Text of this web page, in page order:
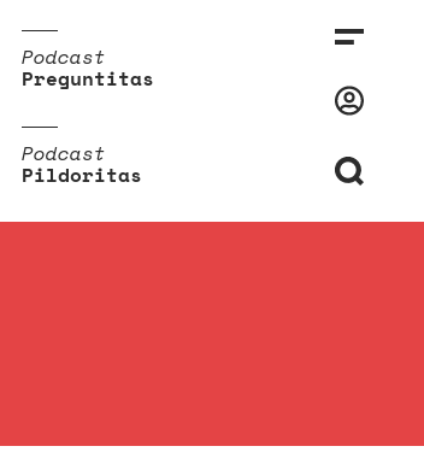
Podcast
Preguntitas
Podcast
Pildoritas